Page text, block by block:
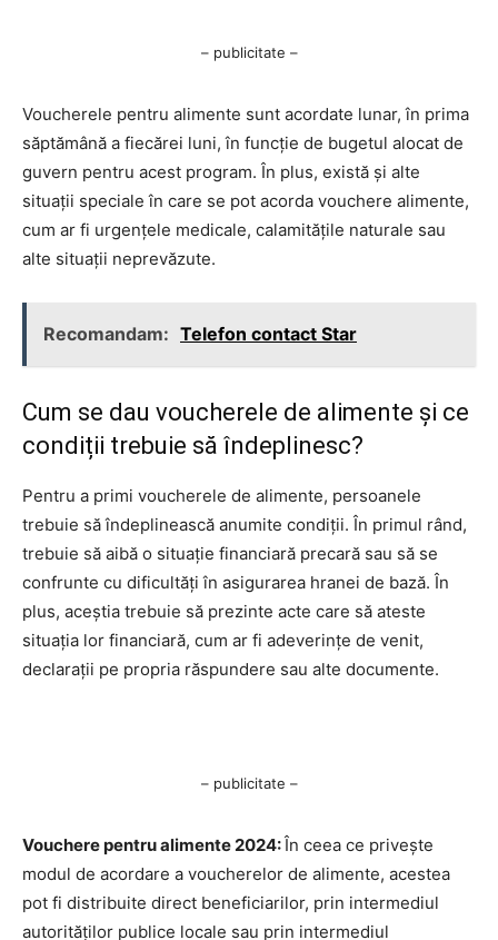
– publicitate –
Voucherele pentru alimente sunt acordate lunar, în prima
săptămână a fiecărei luni, în funcție de bugetul alocat de
guvern pentru acest program. În plus, există și alte
situații speciale în care se pot acorda vouchere alimente,
cum ar fi urgențele medicale, calamitățile naturale sau
alte situații neprevăzute.
Recomandam: Telefon contact Star
Cum se dau voucherele de alimente și ce
condiții trebuie să îndeplinesc?
Pentru a primi voucherele de alimente, persoanele
trebuie să îndeplinească anumite condiții. În primul rând,
trebuie să aibă o situație financiară precară sau să se
confrunte cu dificultăți în asigurarea hranei de bază. În
plus, aceștia trebuie să prezinte acte care să ateste
situația lor financiară, cum ar fi adeverințe de venit,
declarații pe propria răspundere sau alte documente.
– publicitate –
Vouchere pentru alimente 2024:În ceea ce privește
modul de acordare a voucherelor de alimente, acestea
pot fi distribuite direct beneficiarilor, prin intermediul
autorităților publice locale sau prin intermediul